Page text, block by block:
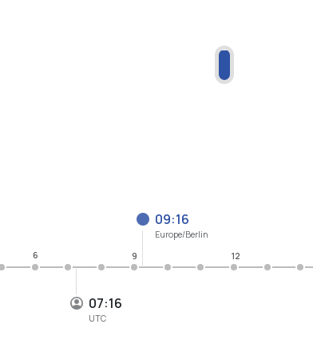
07:16
UTC
09:16
Europe/Berlin
6 9 12